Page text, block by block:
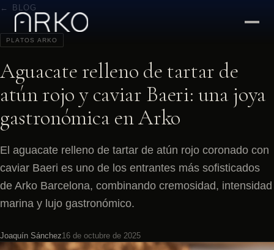
← BLOG
PLATOS ARKO
Aguacate relleno de tartar de
atún rojo y caviar Baeri: una joya
gastronómica en Arko
El aguacate relleno de tartar de atún rojo coronado con
caviar Baeri es uno de los entrantes más sofisticados
de Arko Barcelona, combinando cremosidad, intensidad
marina y lujo gastronómico.
Joaquín Sánchez16 de octubre de 2025